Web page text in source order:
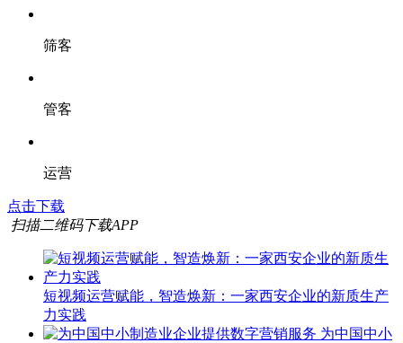
筛客
管客
运营
点击下载
扫描二维码下载APP
短视频运营赋能，智造焕新：一家西安企业的新质生产
力实践
为中国中小